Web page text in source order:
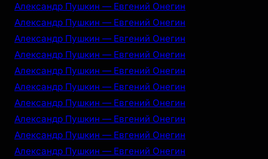
Александр Пушкин — Евгений Онегин
Александр Пушкин — Евгений Онегин
Александр Пушкин — Евгений Онегин
Александр Пушкин — Евгений Онегин
Александр Пушкин — Евгений Онегин
Александр Пушкин — Евгений Онегин
Александр Пушкин — Евгений Онегин
Александр Пушкин — Евгений Онегин
Александр Пушкин — Евгений Онегин
Александр Пушкин — Евгений Онегин